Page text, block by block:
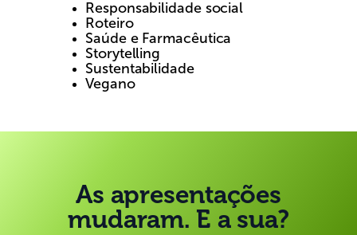
Responsabilidade social
Roteiro
Saúde e Farmacêutica
Storytelling
Sustentabilidade
Vegano
As apresentações
mudaram. E a sua?